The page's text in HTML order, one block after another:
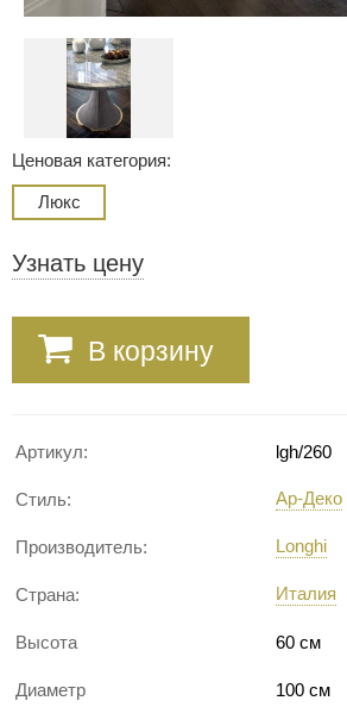
Ценовая категория:
Люкс
Узнать цену
В корзину
Артикул: lgh/260
Стиль: Ар-Деко
Производитель: Longhi
Страна: Италия
Высота 60 см
Диаметр 100 см